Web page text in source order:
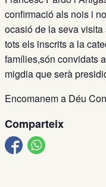
confirmació als nois i
ocasió de la seva visita
tots els inscrits a la
famílies,són convidats
migdia que serà
Encomanem a Déu
Comparteix